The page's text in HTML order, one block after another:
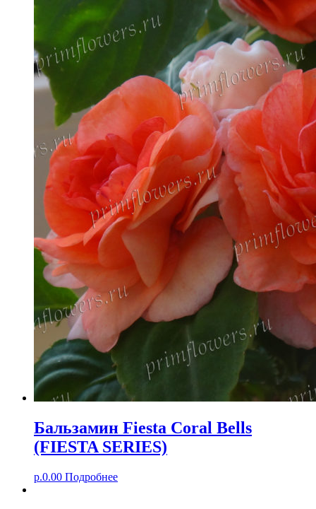
Бальзамин Fiesta Coral Bells
(FIESTA SERIES)
р.0.00 Подробнее